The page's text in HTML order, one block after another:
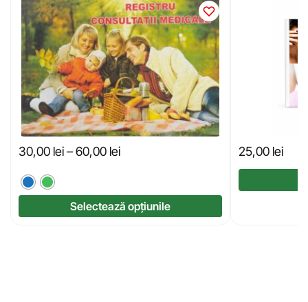
30,00 lei–60,00 lei
Selectează opțiunile
25,00 lei